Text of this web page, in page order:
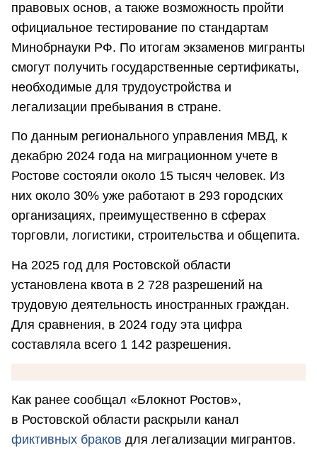
правовых основ, а также возможность пройти
официальное тестирование по стандартам
Минобрнауки РФ. По итогам экзаменов мигранты
смогут получить государственные сертификаты,
необходимые для трудоустройства и
легализации пребывания в стране.
По данным регионального управления МВД, к
декабрю 2024 года на миграционном учете в
Ростове состояли около 15 тысяч человек. Из
них около 30% уже работают в 293 городских
организациях, преимущественно в сферах
торговли, логистики, строительства и общепита.
На 2025 год для Ростовской области
установлена квота в 2 728 разрешений на
трудовую деятельность иностранных граждан.
Для сравнения, в 2024 году эта цифра
составляла всего 1 142 разрешения.
Как ранее сообщал «Блокнот Ростов»,
в Ростовской области раскрыли канал
фиктивных браков для легализации мигрантов.